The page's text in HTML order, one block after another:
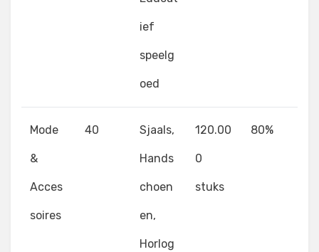
ief
speelg
oed
Mode
&
Acces
soires
40 Sjaals,
Hands
choen
en,
Horlog
120.00
0
stuks
80%